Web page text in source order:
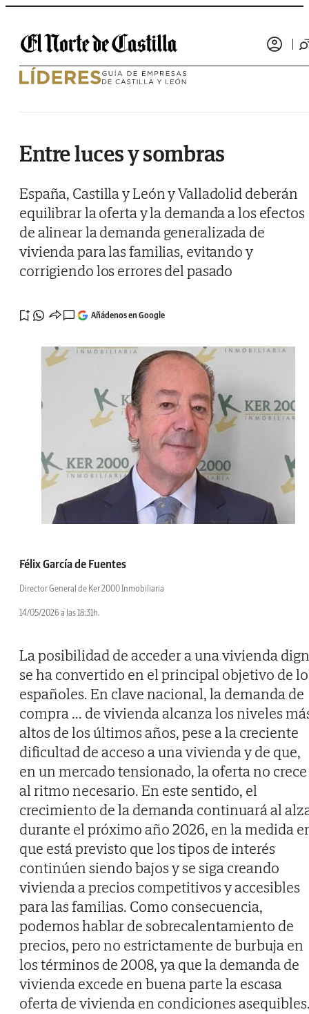
Saltar al contenido
Entre luces y sombras
España, Castilla y León y Valladolid deberán
equilibrar la oferta y la demanda a los efectos
de alinear la demanda generalizada de
vivienda para las familias, evitando y
corrigiendo los errores del pasado
Añádenos en Google
Félix García de Fuentes
Director General de Ker 2000 Inmobiliaria
14/05/2026 a las 18:31h.
La posibilidad de acceder a una vivienda
se ha convertido en el principal objetivo de
españoles. En clave nacional, la demanda de
compra... de vivienda alcanza los niveles
altos de los últimos años, pese a la creciente
dificultad de acceso a una vivienda y de que,
en un mercado tensionado, la oferta no crece
al ritmo necesario. En este sentido, el
crecimiento de la demanda continuará al
durante el próximo año 2026, en la medida
que está previsto que los tipos de interés
continúen siendo bajos y se siga creando
vivienda a precios competitivos y accesibles
para las familias. Como consecuencia,
podemos hablar de sobrecalentamiento de
precios, pero no estrictamente de burbuja en
los términos de 2008, ya que la demanda de
vivienda excede en buena parte la escasa
oferta de vivienda en condiciones